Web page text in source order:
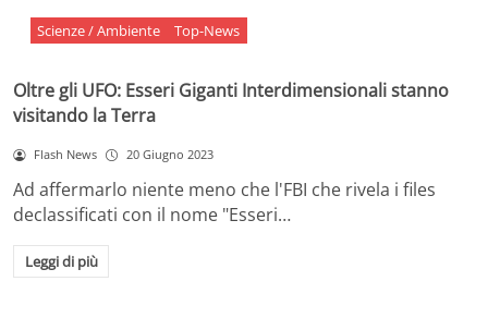
Scienze / Ambiente Top-News
Oltre gli UFO: Esseri Giganti Interdimensionali stanno
visitando la Terra
Flash News 20 Giugno 2023
Ad affermarlo niente meno che l'FBI che rivela i files
declassificati con il nome "Esseri…
Leggi di più